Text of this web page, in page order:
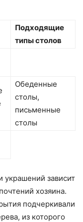
Подходящие
типы столов
Обеденные
столы,
письменные
столы
украшений зависит
хозяина.
подчеркивали
из которого